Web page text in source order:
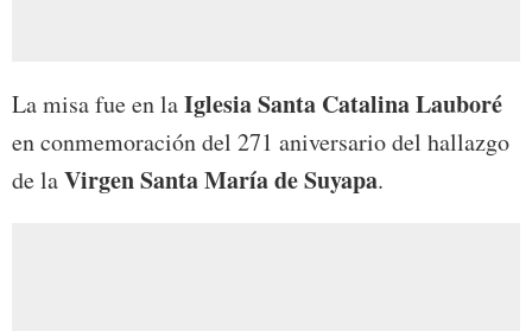
La misa fue en laIglesia Santa Catalina Lauboré
en conmemoración del 271 aniversario del hallazgo
de laVirgen Santa María de Suyapa.